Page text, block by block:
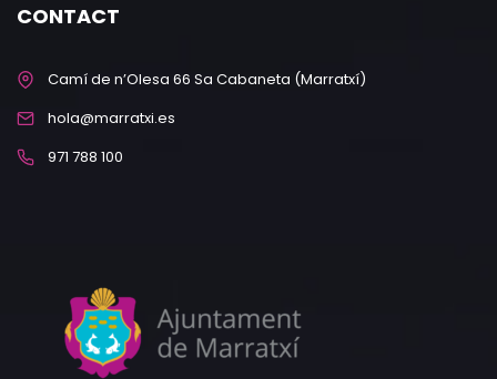
CONTACT
Camí de n’Olesa 66 Sa Cabaneta (Marratxí)
hola@marratxi.es
971 788 100